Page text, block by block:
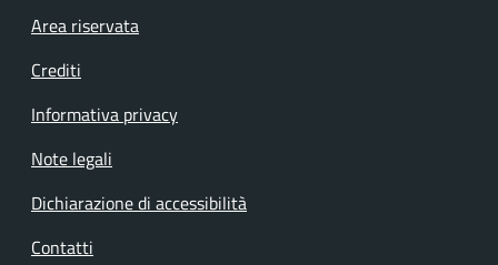
Footer menu
Area riservata
Crediti
Informativa privacy
Note legali
Dichiarazione di accessibilità
Contatti